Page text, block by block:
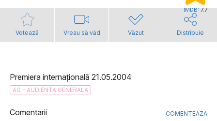
IMDB:7.7
Votează Vreau să văd Văzut Distribuie
Premiera internațională 21.05.2004
AG - AUDIENTA GENERALA
Comentarii COMENTEAZA